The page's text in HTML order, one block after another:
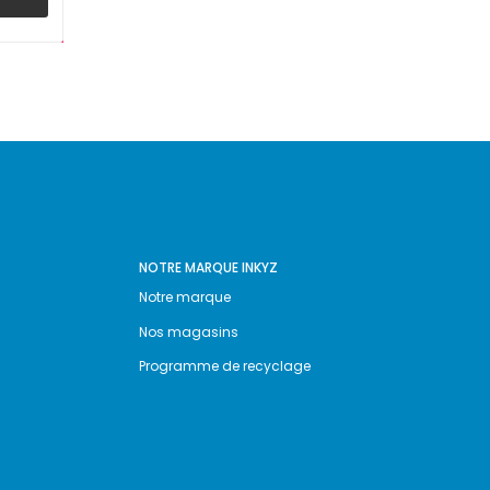
NOTRE MARQUE INKYZ
Notre marque
Nos magasins
Programme de recyclage